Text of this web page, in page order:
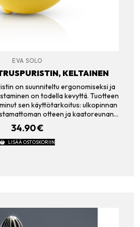
EVA SOLO
KELTAINEN
on suunniteltu ergonomiseksi ja
on todella kevyttä. Tuotteen
sen käyttötarkoitus: ulkopinnan
otteen ja kaatoreunan…
34.90€
LISÄÄ OSTOSKORIIN